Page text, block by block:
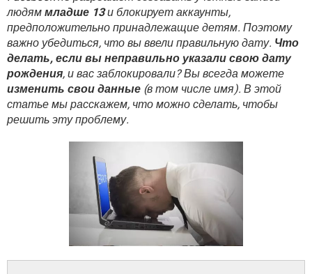
YANDEX
ВКОНТАКТЕ
ВИДЕО GOOGLE
FACEBOOK ИГРЫ
WINDOWS 10 ВКОНТАКТЕ
ВИДЕО GOOGLE
YANDEX
людям младше 13и блокирует аккаунты,
предположительно принадлежащие детям. Поэтому
важно убедиться, что вы ввели правильную дату. Что
делать, если вы неправильно указали свою дату
рождения, и вас заблокировали? Вы всегда можете
изменить свои данные (в том числе имя). В этой
статье мы расскажем, что можно сделать, чтобы
решить эту проблему.